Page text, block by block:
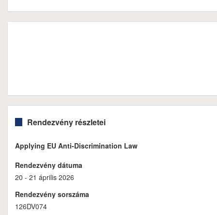
Rendezvény részletei
Applying EU Anti-Discrimination Law
Rendezvény dátuma
20 - 21 április 2026
Rendezvény sorszáma
126DV074